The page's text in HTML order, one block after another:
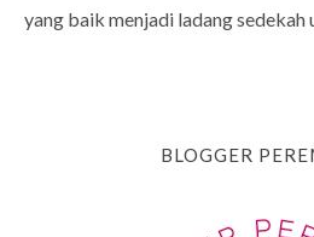
yang baik menjadi ladang sedekah
BLOGGER